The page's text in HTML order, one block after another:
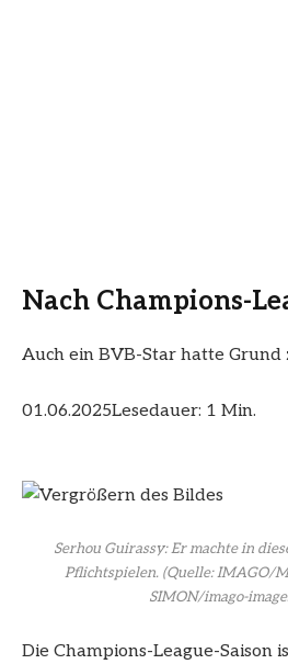
Nach Champions-
Auch ein BVB-Star hatte Grund
01.06.2025Lesedauer: 1 Min.
Serhou Guirassy: Er machte in
Pflichtspielen.(Quelle: IMAGO/
SIMON/imago-
Die Champions-League-Saison